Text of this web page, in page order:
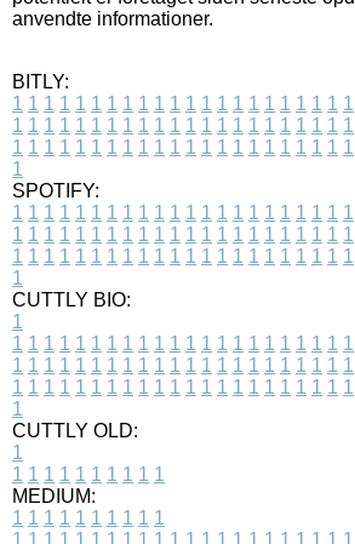
anvendte informationer.
BITLY:
1 1 1 1 1 1 1 1 1 1 1 1 1 1 1 1 1 1 1 1 1 1
1 1 1 1 1 1 1 1 1 1 1 1 1 1 1 1 1 1 1 1 1 1
1 1 1 1 1 1 1 1 1 1 1 1 1 1 1 1 1 1 1 1 1 1
1
SPOTIFY:
1 1 1 1 1 1 1 1 1 1 1 1 1 1 1 1 1 1 1 1 1 1
1 1 1 1 1 1 1 1 1 1 1 1 1 1 1 1 1 1 1 1 1 1
1 1 1 1 1 1 1 1 1 1 1 1 1 1 1 1 1 1 1 1 1 1
1
CUTTLY BIO:
1
1 1 1 1 1 1 1 1 1 1 1 1 1 1 1 1 1 1 1 1 1 1
1 1 1 1 1 1 1 1 1 1 1 1 1 1 1 1 1 1 1 1 1 1
1 1 1 1 1 1 1 1 1 1 1 1 1 1 1 1 1 1 1 1 1 1
1
CUTTLY OLD:
1
1 1 1 1 1 1 1 1 1 1
MEDIUM:
1 1 1 1 1 1 1 1 1 1
1 1 1 1 1 1 1 1 1 1 1 1 1 1 1 1 1 1 1 1 1 1